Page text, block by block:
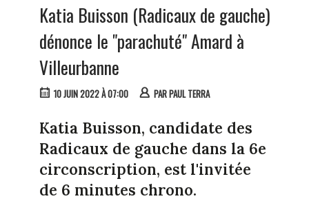
Katia Buisson (Radicaux de gauche)
dénonce le "parachuté" Amard à
Villeurbanne
10 JUIN 2022 À 07:00 PARPAUL TERRA
Katia Buisson, candidate des
Radicaux de gauche dans la 6e
circonscription, est l'invitée
de 6 minutes chrono.